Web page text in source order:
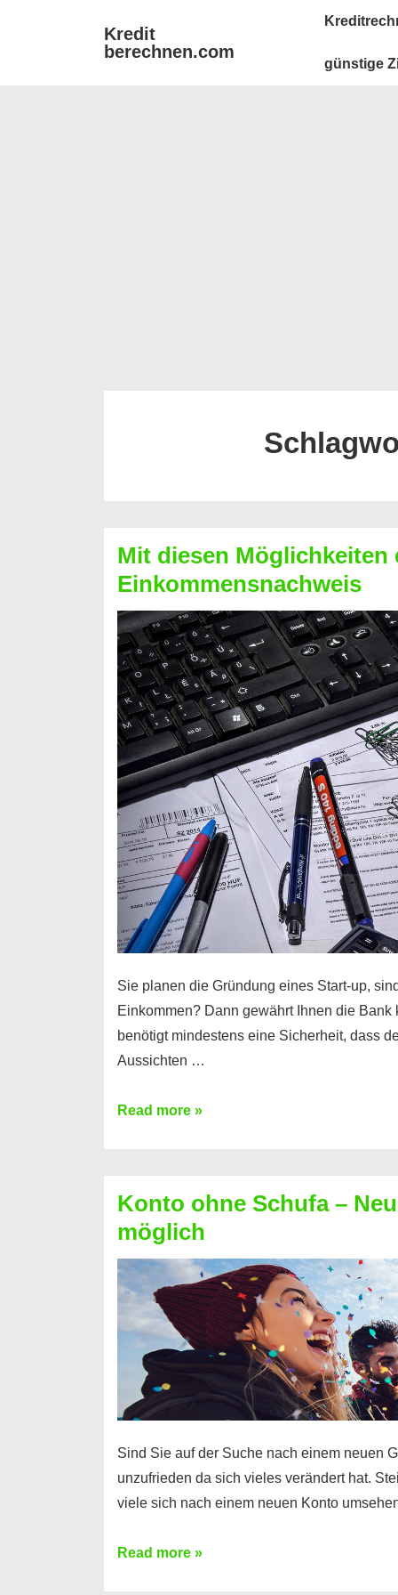
Kredit
berechnen.com
Main
günstige
Mit diesen Möglichkeiten
Einkommensnachweis
Sie planen die Gründung eines Start-up,
Einkommen? Dann gewährt Ihnen die
benötigt mindestens eine Sicherheit, dass
Aussichten …
Mit
Sie
einen
Kredit
ohne
Einkommensnachweis
Read more »
Konto ohne Schufa –
möglich
Sind Sie auf der Suche nach einem neuen
unzufrieden da sich vieles verändert hat.
viele sich nach einem neuen Konto
Konto
Read more »